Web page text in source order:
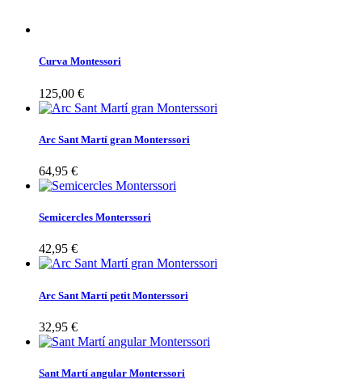
Curva Montessori
125,00 €
Arc Sant Martí gran Monterssori
64,95 €
Semicercles Monterssori
42,95 €
Arc Sant Martí petit Monterssori
32,95 €
Sant Martí angular Monterssori